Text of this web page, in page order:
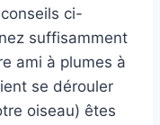
ci-
suffisamment
ami à plumes à
se dérouler
oiseau) êtes